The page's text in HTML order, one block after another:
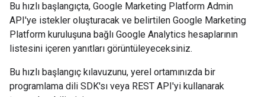
Bu hızlı başlangıçta, Google Marketing Platform Admin
API'ye istekler oluşturacak ve belirtilen Google Marketing
Platform kuruluşuna bağlı Google Analytics hesaplarının
listesini içeren yanıtları görüntüleyeceksiniz.
Bu hızlı başlangıç kılavuzunu, yerel ortamınızda bir
programlama dili SDK'sı veya REST API'yi kullanarak